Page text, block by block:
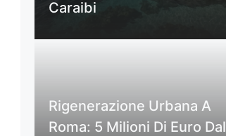
Caraibi
Rigenerazione Urbana A
Roma: 5 Milioni Di Euro Dal